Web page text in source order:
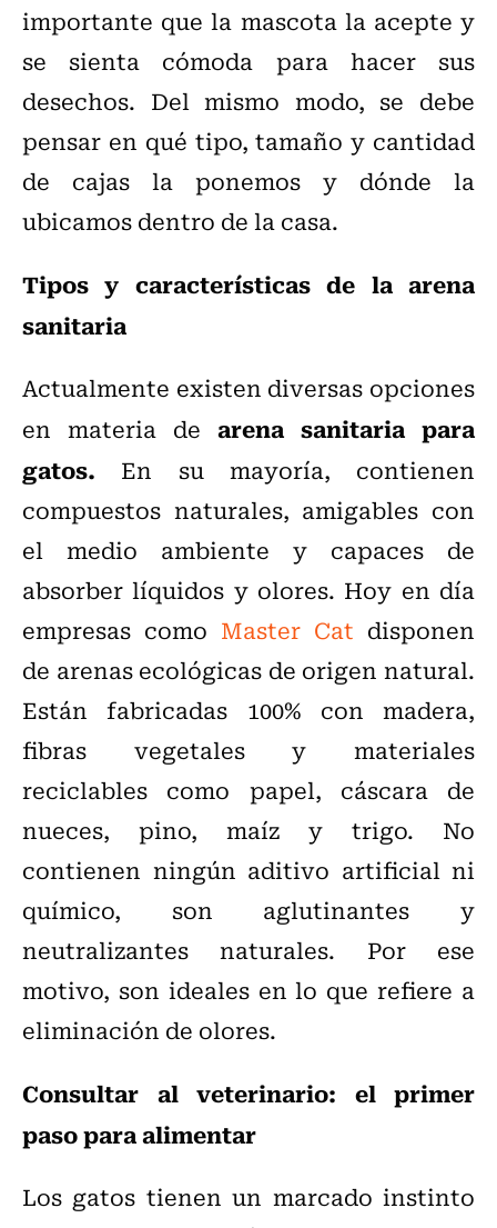
importante que la mascota la acepte y
se sienta cómoda para hacer sus
desechos. Del mismo modo, se debe
pensar en qué tipo, tamaño y cantidad
de cajas la ponemos y dónde la
ubicamos dentro de la casa.
Tipos y características de la arena
sanitaria
Actualmente existen diversas opciones
en materia de arena sanitaria para
gatos. En su mayoría, contienen
compuestos naturales, amigables con
el medio ambiente y capaces de
absorber líquidos y olores. Hoy en día
empresas como Master Cat disponen
de arenas ecológicas de origen natural.
Están fabricadas 100% con madera,
fibras vegetales y materiales
reciclables como papel, cáscara de
nueces, pino, maíz y trigo. No
contienen ningún aditivo artificial ni
químico, son aglutinantes y
neutralizantes naturales. Por ese
motivo, son ideales en lo que refiere a
eliminación de olores.
Consultar al veterinario: el primer
paso para alimentar
Los gatos tienen un marcado instinto